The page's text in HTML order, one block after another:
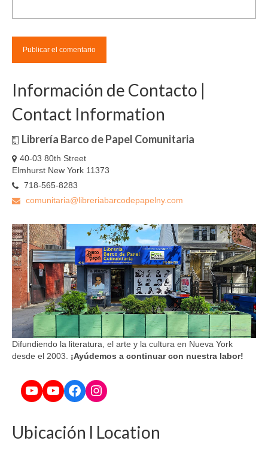
Información de Contacto |
Contact Information
Librería Barco de Papel Comunitaria
40-03 80th Street
Elmhurst New York 11373
718-565-8283
comunitaria@libreriabarcodepapelny.com
Difundiendo la literatura, el arte y la cultura en Nueva York
desde el 2003. ¡Ayúdemos a continuar con nuestra labor!
YouTube
YouTube
Facebook
Instagram
Ubicación l Location